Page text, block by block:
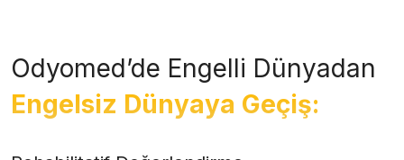
Odyomed’de Engelli Dünyadan
Engelsiz Dünyaya Geçiş: